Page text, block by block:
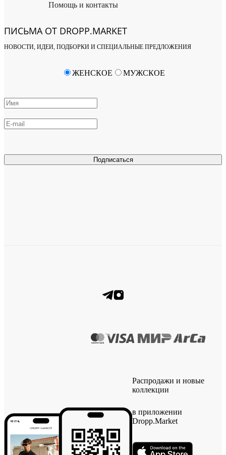
Помощь и контакты
ПИСЬМА ОТ DROPP.MARKET
НОВОСТИ, ИДЕИ, ПОДБОРКИ И СПЕЦИАЛЬНЫЕ ПРЕДЛОЖЕНИЯ
Подписаться
ЖЕНСКОЕ МУЖСКОЕ
Распродажи и новые
коллекции
в приложении
Dropp.Market